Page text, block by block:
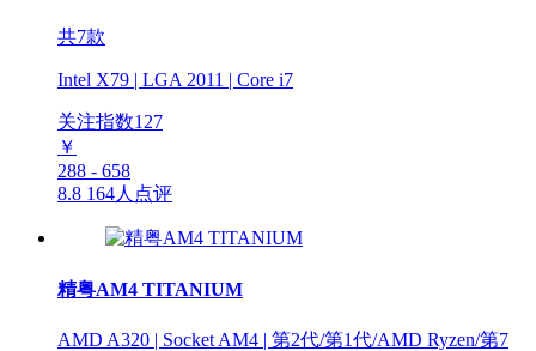
共7款
Intel X79 | LGA 2011 | Core i7
关注指数127
￥
288 - 658
8.8 164人点评
精粤AM4 TITANIUM
AMD A320 | Socket AM4 | 第2代/第1代/AMD Ryzen/第7